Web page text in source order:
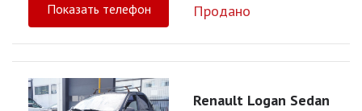
Показать телефон Продано
Renault Logan Sedan